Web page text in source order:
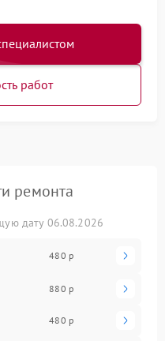
работ
ремонта
дату 06.08.2026
480 р
880 р
480 р